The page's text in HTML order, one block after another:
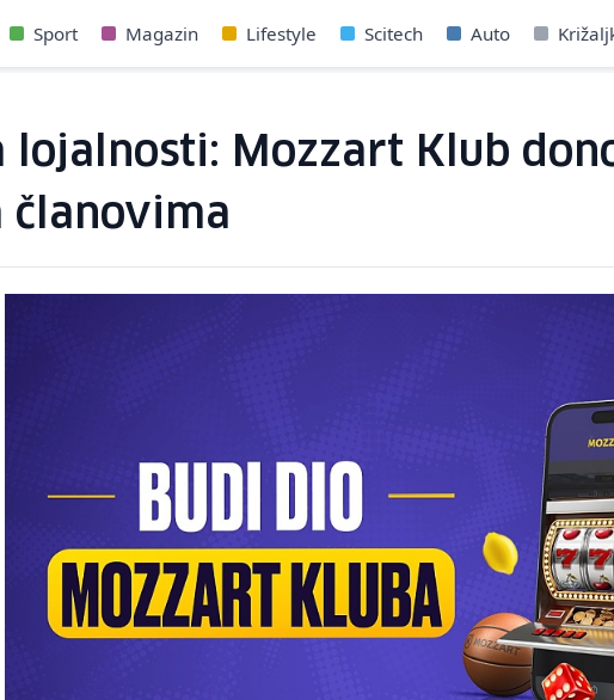
Sport Magazin Lifestyle Scitech Auto
lojalnosti: Mozzart Klub
članovima